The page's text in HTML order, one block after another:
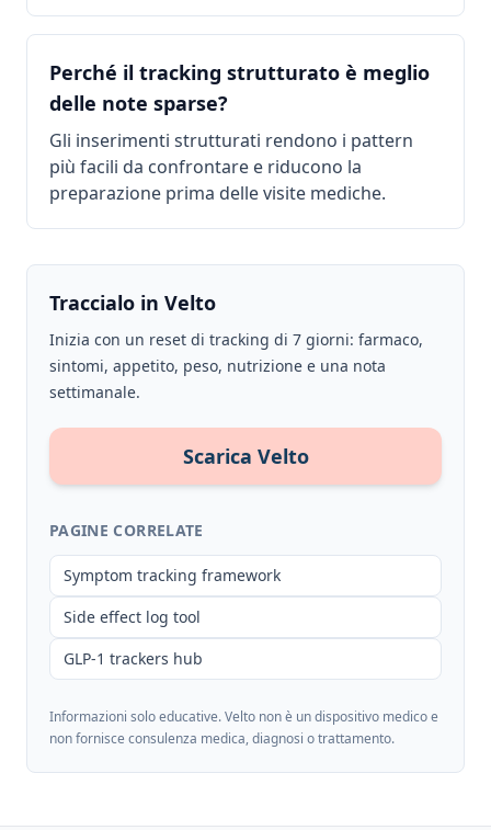
Perché il tracking strutturato è meglio
delle note sparse?
Gli inserimenti strutturati rendono i pattern
più facili da confrontare e riducono la
preparazione prima delle visite mediche.
Traccialo in Velto
Inizia con un reset di tracking di 7 giorni: farmaco,
sintomi, appetito, peso, nutrizione e una nota
settimanale.
Scarica Velto
PAGINE CORRELATE
Symptom tracking framework
Side effect log tool
GLP-1 trackers hub
Informazioni solo educative. Velto non è un dispositivo medico e
non fornisce consulenza medica, diagnosi o trattamento.